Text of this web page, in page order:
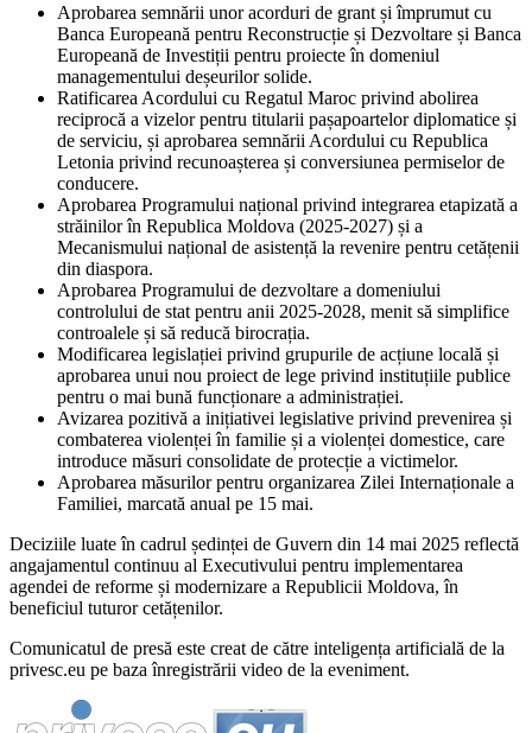
Aprobarea semnării unor acorduri de grant și împrumut cu
Banca Europeană pentru Reconstrucție și Dezvoltare și Banca
Europeană de Investiții pentru proiecte în domeniul
managementului deșeurilor solide.
Ratificarea Acordului cu Regatul Maroc privind abolirea
reciprocă a vizelor pentru titularii pașapoartelor diplomatice și
de serviciu, și aprobarea semnării Acordului cu Republica
Letonia privind recunoașterea și conversiunea permiselor de
conducere.
Aprobarea Programului național privind integrarea etapizată a
străinilor în Republica Moldova (2025-2027) și a
Mecanismului național de asistență la revenire pentru cetățenii
din diaspora.
Aprobarea Programului de dezvoltare a domeniului
controlului de stat pentru anii 2025-2028, menit să simplifice
controalele și să reducă birocrația.
Modificarea legislației privind grupurile de acțiune locală și
aprobarea unui nou proiect de lege privind instituțiile publice
pentru o mai bună funcționare a administrației.
Avizarea pozitivă a inițiativei legislative privind prevenirea și
combaterea violenței în familie și a violenței domestice, care
introduce măsuri consolidate de protecție a victimelor.
Aprobarea măsurilor pentru organizarea Zilei Internaționale a
Familiei, marcată anual pe 15 mai.
Deciziile luate în cadrul ședinței de Guvern din 14 mai 2025 reflectă
angajamentul continuu al Executivului pentru implementarea
agendei de reforme și modernizare a Republicii Moldova, în
beneficiul tuturor cetățenilor.
Comunicatul de presă este creat de către inteligența artificială de la
privesc.eu pe baza înregistrării video de la eveniment.